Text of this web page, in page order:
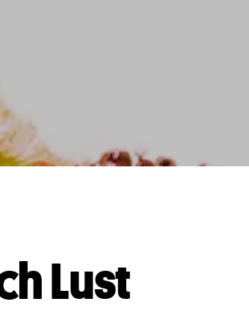
Cookies – för att
Lust